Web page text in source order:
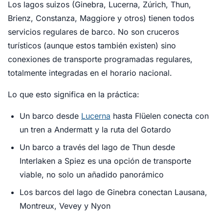
Los lagos suizos (Ginebra, Lucerna, Zúrich, Thun,
Brienz, Constanza, Maggiore y otros) tienen todos
servicios regulares de barco. No son cruceros
turísticos (aunque estos también existen) sino
conexiones de transporte programadas regulares,
totalmente integradas en el horario nacional.
Lo que esto significa en la práctica:
Un barco desde Lucerna hasta Flüelen conecta con
un tren a Andermatt y la ruta del Gotardo
Un barco a través del lago de Thun desde
Interlaken a Spiez es una opción de transporte
viable, no solo un añadido panorámico
Los barcos del lago de Ginebra conectan Lausana,
Montreux, Vevey y Nyon